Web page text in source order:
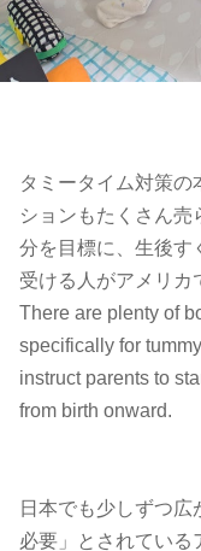
タミータイム対策の
ションもたくさん
分を目標に、生後す
受ける人がアメリカ
There are plenty of
specifically for
instruct parents to
from birth onward.
日本でも少しずつ
必要」とされている